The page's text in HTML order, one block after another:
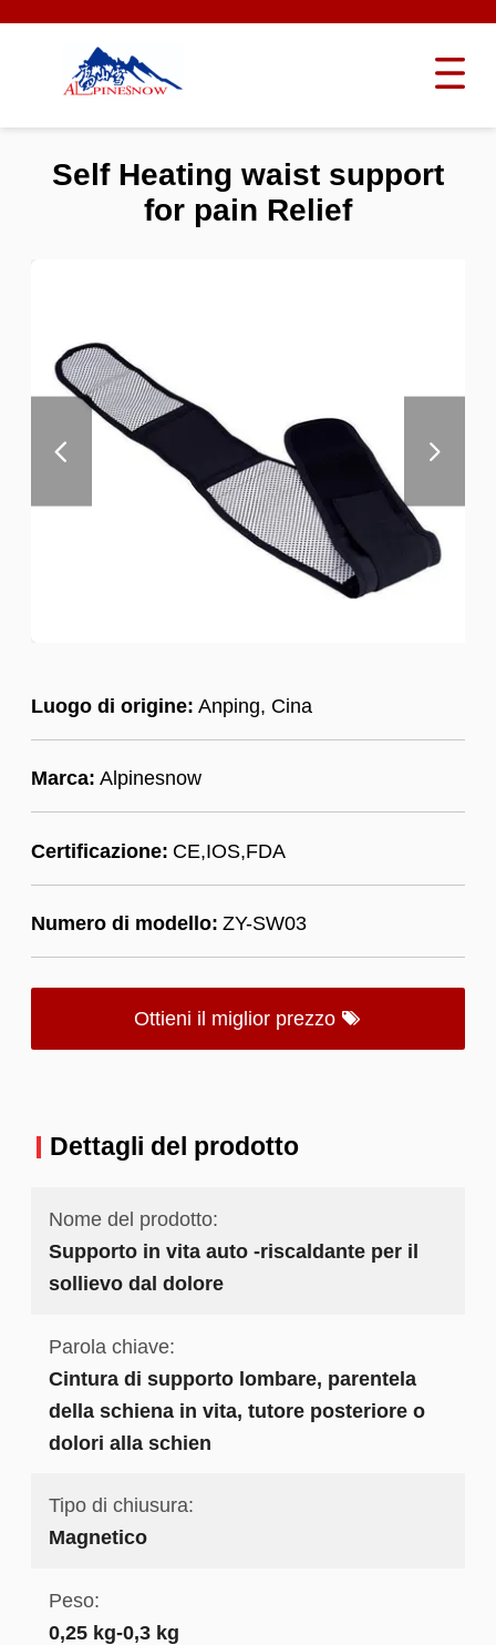
Luogo di origine: Anping, Cina
Marca: Alpinesnow
Certificazione: CE,IOS,FDA
Numero di modello: ZY-SW03
Ottieni il miglior prezzo
Self Heating waist support
for pain Relief
Dettagli del prodotto
Nome del prodotto:
Supporto in vita auto -riscaldante per il
sollievo dal dolore
Parola chiave:
Cintura di supporto lombare, parentela
della schiena in vita, tutore posteriore o
dolori alla schien
Tipo di chiusura:
Magnetico
Peso:
0,25 kg-0,3 kg